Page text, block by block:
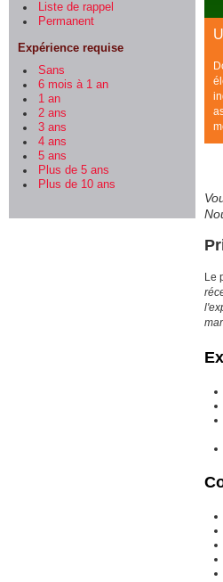
Liste de rappel
Permanent
Expérience requise
Sans
6 mois à 1 an
1 an
2 ans
3 ans
4 ans
5 ans
Plus de 5 ans
Plus de 10 ans
Le